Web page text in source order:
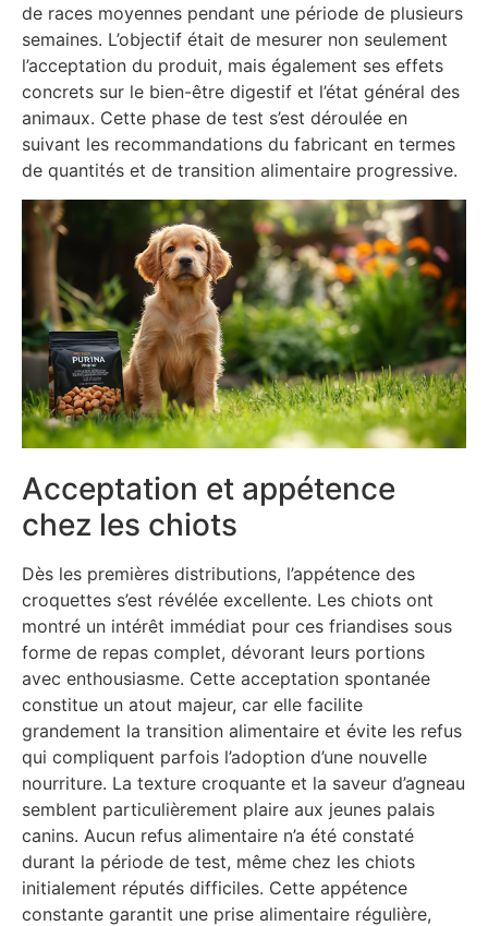
de races moyennes pendant une période de plusieurs
semaines. L’objectif était de mesurer non seulement
l’acceptation du produit, mais également ses effets
concrets sur le bien-être digestif et l’état général des
animaux. Cette phase de test s’est déroulée en
suivant les recommandations du fabricant en termes
de quantités et de transition alimentaire progressive.
Acceptation et appétence
chez les chiots
Dès les premières distributions, l’appétence des
croquettes s’est révélée excellente. Les chiots ont
montré un intérêt immédiat pour ces friandises sous
forme de repas complet, dévorant leurs portions
avec enthousiasme. Cette acceptation spontanée
constitue un atout majeur, car elle facilite
grandement la transition alimentaire et évite les refus
qui compliquent parfois l’adoption d’une nouvelle
nourriture. La texture croquante et la saveur d’agneau
semblent particulièrement plaire aux jeunes palais
canins. Aucun refus alimentaire n’a été constaté
durant la période de test, même chez les chiots
initialement réputés difficiles. Cette appétence
constante garantit une prise alimentaire régulière,